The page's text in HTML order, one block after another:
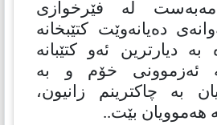
مەبەست لە فێرخوازی
دەیانەوێت كتێبخانە
بە دیارترین ئەو كتێبانە
ئەزموونی خۆم و بە
بە چاكترینم زانیون،
هەموویان بێت..